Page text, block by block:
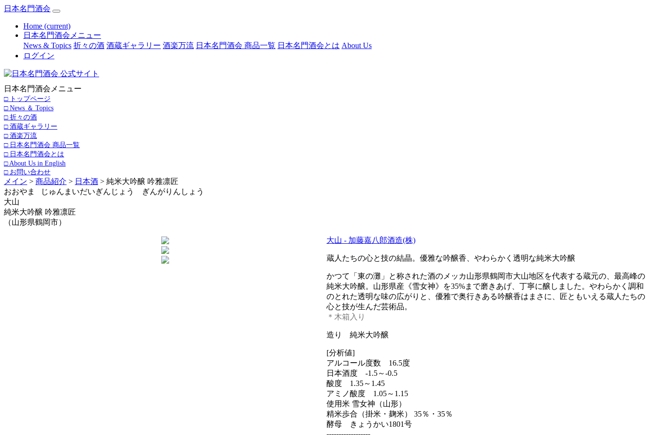
日本名門酒会
Home (current)
日本名門酒会メニュー
News & Topics 折々の酒 酒蔵ギャラリー 酒楽万流 日本名門酒会 商品一覧 日本名門酒会とは About Us
ログイン
日本名門酒会メニュー
□ トップページ
□ News ＆ Topics
□ 折々の酒
□ 酒蔵ギャラリー
□ 酒楽万流
□ 日本名門酒会 商品一覧
□ 日本名門酒会とは
□ About Us in English
□ お問い合わせ
メイン > 商品紹介 > 日本酒 > 純米大吟醸 吟雅凛匠
おおやま じゅんまいだいぎんじょう ぎんがりんしょう
大山
純米大吟醸 吟雅凛匠
（山形県鶴岡市）
大山 - 加藤嘉八郎酒造(株)
蔵人たちの心と技の結晶。優雅な吟醸香、やわらかく透明な純米大吟醸
かつて「東の灘」と称された酒のメッカ山形県鶴岡市大山地区を代表する蔵元の、最高峰の
純米大吟醸。山形県産《雪女神》を35%まで磨きあげ、丁寧に醸しました。やわらかく調和
のとれた透明な味の広がりと、優雅で奥行きある吟醸香はまさに、匠ともいえる蔵人たちの
心と技が生んだ芸術品。
＊木箱入り
造り 純米大吟醸
[分析値]
アルコール度数 16.5度
日本酒度 -1.5～-0.5
酸度 1.35～1.45
アミノ酸度 1.05～1.15
使用米 雪女神（山形）
精米歩合（掛米・麹米） 35％・35％
酵母 きょうかい1801号